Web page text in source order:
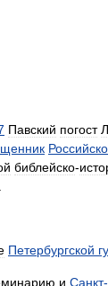
Павский погост
библейско-
Петербургской
и Санкт-